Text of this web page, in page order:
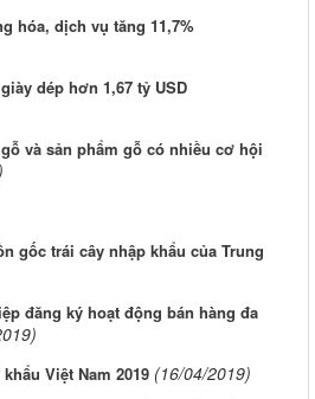
hóa, dịch vụ tăng 11,7%
dép hơn 1,67 tỷ USD
và sản phẩm gỗ có nhiều cơ hội
gốc trái cây nhập khẩu của Trung
đăng ký hoạt động bán hàng đa
Việt Nam 2019 (16/04/2019)